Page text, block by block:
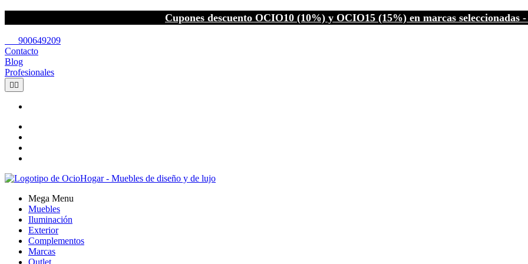
Cupones descuento OCIO10 (10%) y OCIO15 (15%) en marcas seleccionadas
900649209
Contacto
Blog
Profesionales
 
Mega Menu
Muebles
Iluminación
Exterior
Complementos
Marcas
Outlet